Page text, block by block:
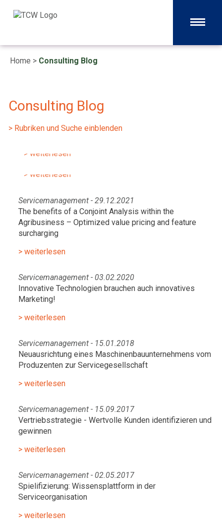
Home > Consulting Blog
Consulting Blog
> Rubriken und Suche einblenden
Auftragsabwicklung neu gedacht mit
> weiterlesen
> weiterlesen
Servicemanagement - 29.12.2021
The benefits of a Conjoint Analysis within the
Agribusiness – Optimized value pricing and feature
surcharging
> weiterlesen
Servicemanagement - 03.02.2020
Innovative Technologien brauchen auch innovatives
Marketing!
> weiterlesen
Servicemanagement - 15.01.2018
Neuausrichtung eines Maschinenbauunternehmens vom
Produzenten zur Servicegesellschaft
> weiterlesen
Servicemanagement - 15.09.2017
Vertriebsstrategie - Wertvolle Kunden identifizieren und
gewinnen
> weiterlesen
Servicemanagement - 02.05.2017
Spielifizierung: Wissensplattform in der
Serviceorganisation
> weiterlesen